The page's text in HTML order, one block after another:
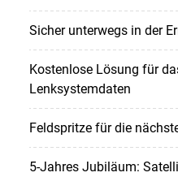
Sicher unterwegs in der
Kostenlose Lösung für
Lenksystemdaten
Feldspritze für die
5-Jahres Jubiläum: